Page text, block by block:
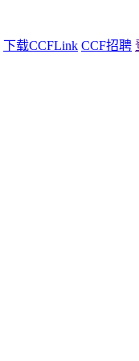
下载CCFLink CCF招聘